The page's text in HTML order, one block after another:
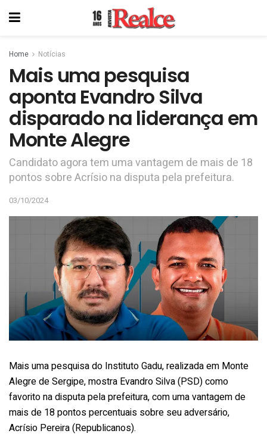
Home Notícias
Mais uma pesquisa
aponta Evandro Silva
disparado na liderança em
Monte Alegre
Candidato agora tem uma vantagem de mais de 18
pontos sobre Acrísio na disputa pela prefeitura.
03/10/2024
Mais uma pesquisa do Instituto Gadu, realizada em Monte
Alegre de Sergipe, mostra Evandro Silva (PSD) como
favorito na disputa pela prefeitura, com uma vantagem de
mais de 18 pontos percentuais sobre seu adversário,
Acrísio Pereira (Republicanos).